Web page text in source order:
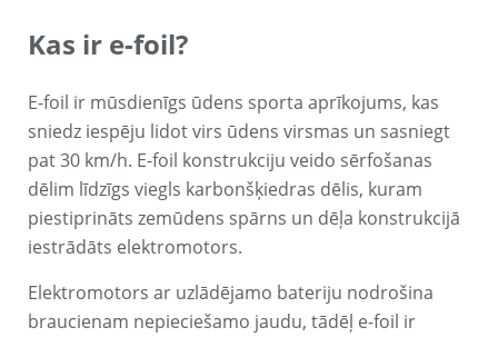
Kas ir e-foil?
E-foil ir mūsdienīgs ūdens sporta aprīkojums, kas
sniedz iespēju lidot virs ūdens virsmas un sasniegt
pat 30 km/h. E-foil konstrukciju veido sērfošanas
dēlim līdzīgs viegls karbonšķiedras dēlis, kuram
piestiprināts zemūdens spārns un dēļa konstrukcijā
iestrādāts elektromotors.
Elektromotors ar uzlādējamo bateriju nodrošina
braucienam nepieciešamo jaudu, tādēļ e-foil ir